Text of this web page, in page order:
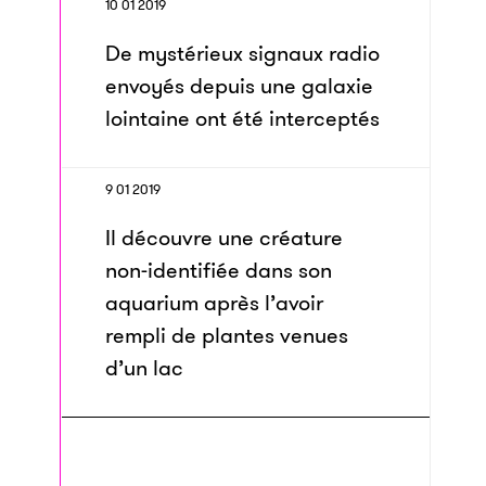
10 01 2019
De mystérieux signaux radio
envoyés depuis une galaxie
lointaine ont été interceptés
9 01 2019
Il découvre une créature
non-identifiée dans son
aquarium après l’avoir
rempli de plantes venues
d’un lac